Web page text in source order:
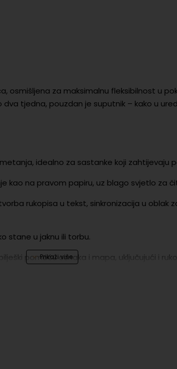
osmišljena za maksimalnu fleksibilnost u
tjedna, pouzdan je suputnik – kako u
idealno za sastanke koji zahtijevaju
kao na pravom papiru, uz blago svjetlo za
rukopisa u tekst, sinkronizacija u oblak
stane u jaknu ili torbu.
pomoću oznaka i mapa, uključujući i